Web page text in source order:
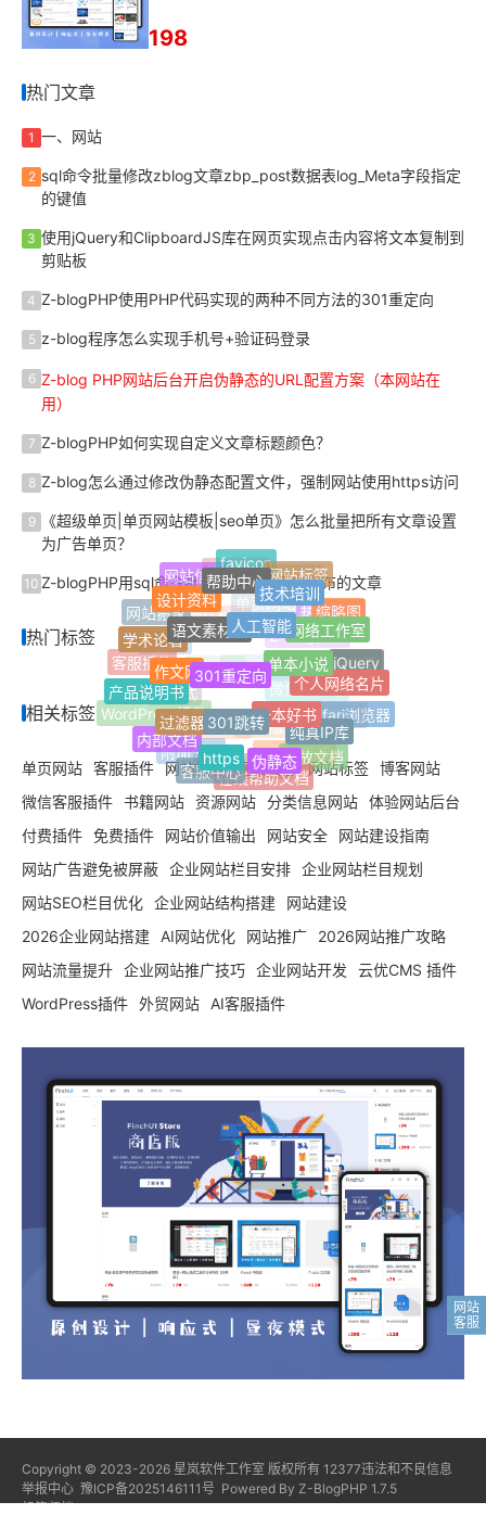
198
热门文章
1 一、网站
2 sql命令批量修改zblog文章zbp_post数据表log_Meta字段指定
的键值
3 使用jQuery和ClipboardJS库在网页实现点击内容将文本复制到
剪贴板
4 Z-blogPHP使用PHP代码实现的两种不同方法的301重定向
5 z-blog程序怎么实现手机号+验证码登录
6 Z-blog PHP网站后台开启伪静态的URL配置方案（本网站在
用）
7 Z-blogPHP如何实现自定义文章标题颜色？
8 Z-blog怎么通过修改伪静态配置文件，强制网站使用https访问
9
《超级单页|单页网站模板|seo单页》怎么批量把所有文章设置
为广告单页？
10 Z-blogPHP用sql命令批量删除指定用户发布的文章
热门标签
Z-blogPHP
FinchUI
网址导航
单页网站
Z-Blog插件
微信公众号
开发服务
定制服务
响应式
自适应
Jquery
博客网站最新标签
热门标签
随机标签
标签归档
AI写作助手
文章多选分类
附加分类
WordPress插件
客服插件
网站搬家
网站信息
favicon
网站标签
缩略图
jQuery
Safari浏览器
开放文档
在线帮助文档
客服中心
内部文档
产品说明书
学术论著
设计资料
帮助中心
技术培训
网络工作室
个人网络名片
纯真IP库
伪静态
https
过滤器
作文网
语文素材网人工智能
单本小说
一本好书
301跳转
301重定向
相关标签
单页网站 客服插件 网站搬家 网站信息 网站标签 博客网站
微信客服插件 书籍网站 资源网站 分类信息网站 体验网站后台
付费插件 免费插件 网站价值输出 网站安全
网站建设指南
网站广告避免被屏蔽 企业网站栏目安排 企业网站栏目规划
网站SEO栏目优化 企业网站结构搭建
网站建设
2026企业网站搭建
AI网站优化 网站推广
2026网站推广攻略
网站流量提升 企业网站推广技巧 企业网站开发
云优CMS 插件
WordPress插件 外贸网站 AI客服插件
Copyright © 2023-2026 星岚软件工作室 版权所有 12377违法和不良信息
举报中心 豫ICP备2025146111号 Powered By Z-BlogPHP 1.7.5
标签归档